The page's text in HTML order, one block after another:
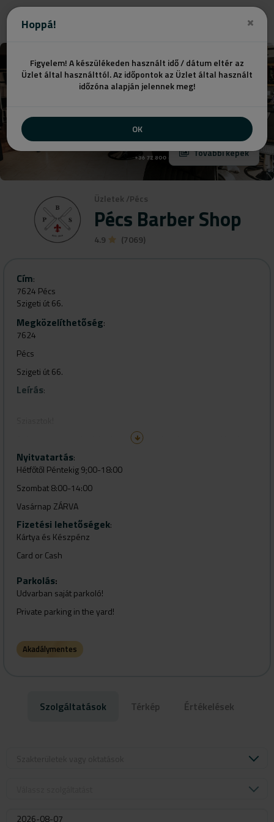
Hoppá!
Figyelem! A készülékeden használt idő / dátum eltér az
Üzlet által használttól. Az időpontok az Üzlet által használt
időzóna alapján jelennek meg!
OK
Üzletek /Pécs
Pécs Barber Shop
4.9 (7069)
További képek
Cím:
7624 Pécs
Szigeti út 66.
Megközelíthetőség:
7624
Pécs
Szigeti út 66.
Leírás:
Sok szeretettel várjuk kedves férfi vendégeinket egyedi borbély
szalonunkba , Pécs városában. A jó hangulat és precíz hajvágás
mellett átélheted az igazi borbély élményt : forró törölközős
pengés borotválást, szakáll igazítást és formálást! Gyere el és
próbáld ki a pécsi gentleman shop érzést!
Üdvözlettel a Pécsi Barber Shop csapata
/az árváltozás jogát fenntartjuk!/
+36 72 800 610
Nyitvatartás:
Hétfőtől Péntekig 9;00-18:00
Szombat 8:00-14:00
Vasárnap ZÁRVA
Fizetési lehetőségek:
Kártya és Készpénz
Card or Cash
Parkolás:
Udvarban saját parkoló!
Private parking in the yard!
Akadálymentes
Szolgáltatások Térkép Értékelések